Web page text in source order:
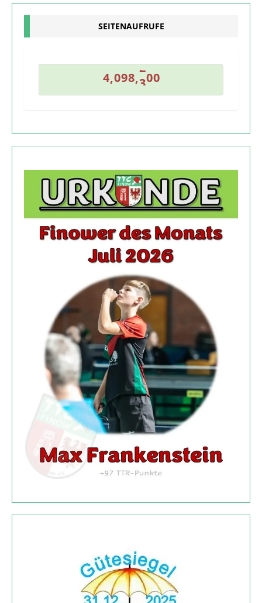
SEITENAUFRUFE
4
4
,
,
0
0
9
9
8
8
,
,3
2
0
9
0
9